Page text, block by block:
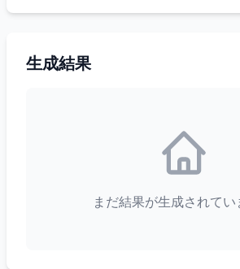
生成結果
まだ結果が生成されてい